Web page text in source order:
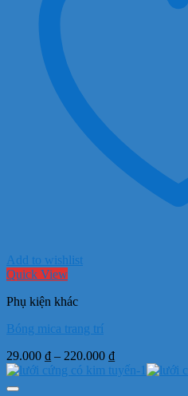
Add to wishlist
Quick View
Phụ kiện khác
Bóng mica trang trí
29.000 ₫ – 220.000 ₫Khoảng
giá: